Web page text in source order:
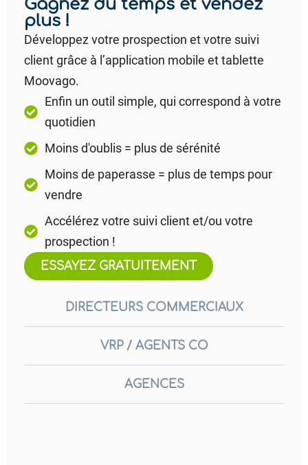
DIRECTEURS COMMERCIAUX
VRP / AGENTS CO
AGENCES
Gagnez du temps et vendez
plus !
Développez votre prospection et votre suivi
client grâce à l’application mobile et tablette
Moovago.
Enfin un outil simple, qui correspond à votre
quotidien
Moins d'oublis = plus de sérénité
Moins de paperasse = plus de temps pour
vendre
Accélérez votre suivi client et/ou votre
prospection !
ESSAYEZ GRATUITEMENT